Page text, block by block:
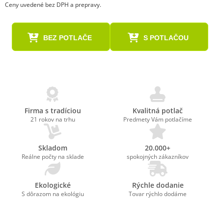
Ceny uvedené bez DPH a prepravy.
BEZ POTLAČE S POTLAČOU
Firma s tradíciou
21 rokov na trhu
Kvalitná potlač
Predmety Vám potlačíme
Skladom
Reálne počty na sklade
20.000+
spokojných zákazníkov
Ekologické
S dôrazom na ekológiu
Rýchle dodanie
Tovar rýchlo dodáme